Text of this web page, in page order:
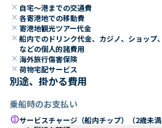
close 自宅～港までの交通費
close 各寄港地での移動費
close 寄港地観光ツアー代金
close 船内でのドリンク代金、カジノ、ショップ
などの個人的諸費用
close 海外旅行傷害保険
close 荷物宅配サービス
別途、掛かる費用
乗船時のお支払い
paidサービスチャージ（船内チップ）（2歳未満